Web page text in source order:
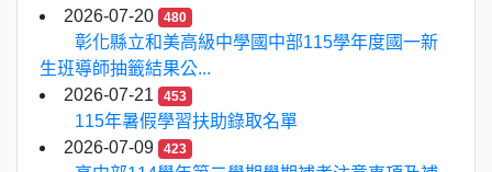
2026-07-20
480
彰化縣立和美高級中學國中部115學年度國一新
生班導師抽籤結果公...
2026-07-21
453
115年暑假學習扶助錄取名單
2026-07-09
423